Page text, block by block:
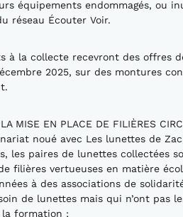
équipements endommagés, ou
réseau Écouter Voir.
à la collecte recevront des offres
2025, sur des montures
LA MISE EN PLACE DE FILIÈRES
noué avec Les lunettes de
les paires de lunettes collectées
filières vertueuses en matière
à des associations de
de lunettes mais qui n’ont pas
la formation ;